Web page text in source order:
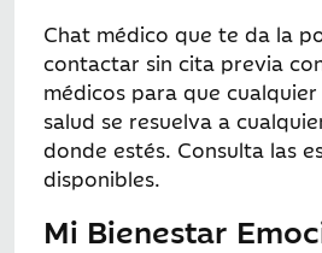
Chat médico que te da la
contactar sin cita previa
médicos para que
salud se resuelva a
donde estés. Consulta las
disponibles.
Mi Bienestar